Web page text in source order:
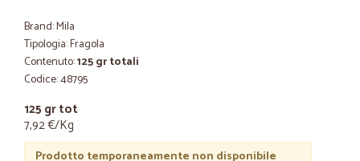
Brand: Mila
Tipologia: Fragola
Contenuto:125 gr totali
Codice: 48795
125 gr tot
7,92 €/Kg
Prodotto temporaneamente non disponibile